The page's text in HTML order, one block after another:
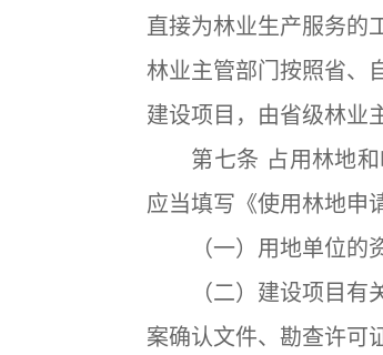
直接为林业生产服务的
林业主管部门按照省、
建设项目，由省级林业
第七条 占用林地和
应当填写《使用林地申
（一）用地单位的资
（二）建设项目有关
案确认文件、勘查许可